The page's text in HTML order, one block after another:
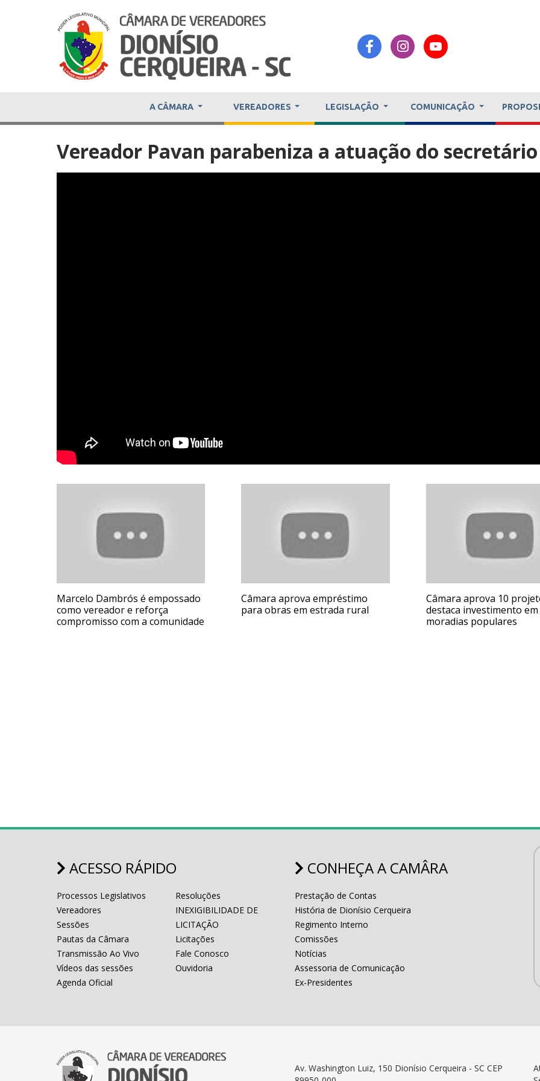
A CÂMARA VEREADORES LEGISLAÇÃO COMUNICAÇÃO
Vereador Pavan parabeniza a atuação do
Marcelo Dambrós é empossado
como vereador e reforça
compromisso com a comunidade
Câmara aprova empréstimo
para obras em estrada rural
Câmara aprova 10
destaca investimento em
moradias populares
ACESSO RÁPIDO
Processos Legislativos
Vereadores
Sessões
Pautas da Câmara
Transmissão Ao Vivo
Vídeos das sessões
Agenda Oficial
Resoluções
INEXIGIBILIDADE DE
LICITAÇÃO
Licitações
Fale Conosco
Ouvidoria
CONHEÇA A CAMÂRA
Prestação de Contas
História de Dionísio Cerqueira
Regimento Interno
Comissões
Notícias
Assessoria de Comunicação
Ex-Presidentes
Av. Washington Luiz, 150 Dionísio Cerqueira - SC CEP